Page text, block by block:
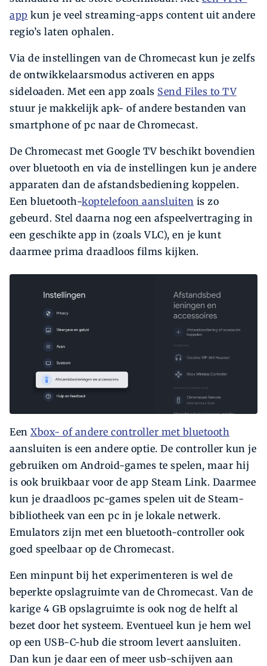
app kun je veel streaming-apps content uit andere
regio’s laten ophalen.
Via de instellingen van de Chromecast kun je zelfs
de ontwikkelaarsmodus activeren en apps
sideloaden. Met een app zoals Send Files to TV
stuur je makkelijk apk- of andere bestanden van
smartphone of pc naar de Chromecast.
De Chromecast met Google TV beschikt bovendien
over bluetooth en via de instellingen kun je andere
apparaten dan de afstandsbediening koppelen.
Een bluetooth-koptelefoon aansluiten is zo
gebeurd. Stel daarna nog een afspeelvertraging in
een geschikte app in (zoals VLC), en je kunt
daarmee prima draadloos films kijken.
Een Xbox- of andere controller met bluetooth
aansluiten is een andere optie. De controller kun je
gebruiken om Android-games te spelen, maar hij
is ook bruikbaar voor de app Steam Link. Daarmee
kun je draadloos pc-games spelen uit de Steam-
bibliotheek van een pc in je lokale netwerk.
Emulators zijn met een bluetooth-controller ook
goed speelbaar op de Chromecast.
Een minpunt bij het experimenteren is wel de
beperkte opslagruimte van de Chrome­cast. Van de
karige 4 GB opslagruimte is ook nog de helft al
bezet door het systeem. Eventueel kun je hem wel
op een USB-C-hub die stroom levert aansluiten.
Dan kun je daar een of meer usb-schijven aan